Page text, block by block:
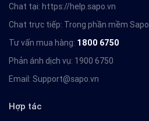
Chat tại: https://help.sapo.vn
Chat trực tiếp: Trong phần mềm Sapo
Tư vấn mua hàng: 1800 6750
Phản ánh dịch vụ: 1900 6750
Email: Support@sapo.vn
Hợp tác